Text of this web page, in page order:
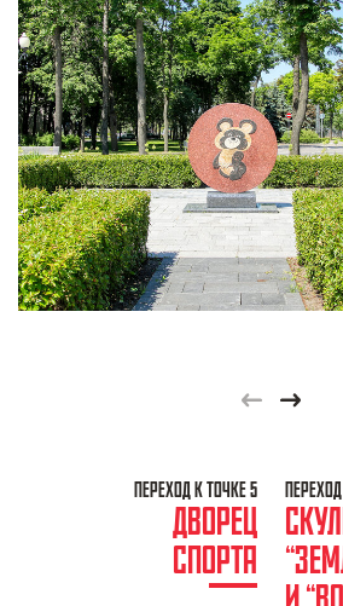
Previous
Next
ПЕРЕХОД К ТОЧКЕ 5
ДВОРЕЦ
СПОРТА